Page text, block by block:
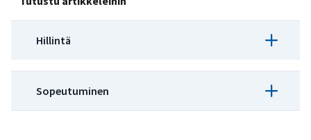
Hillintä
Artikkeli
Sopeutuminen